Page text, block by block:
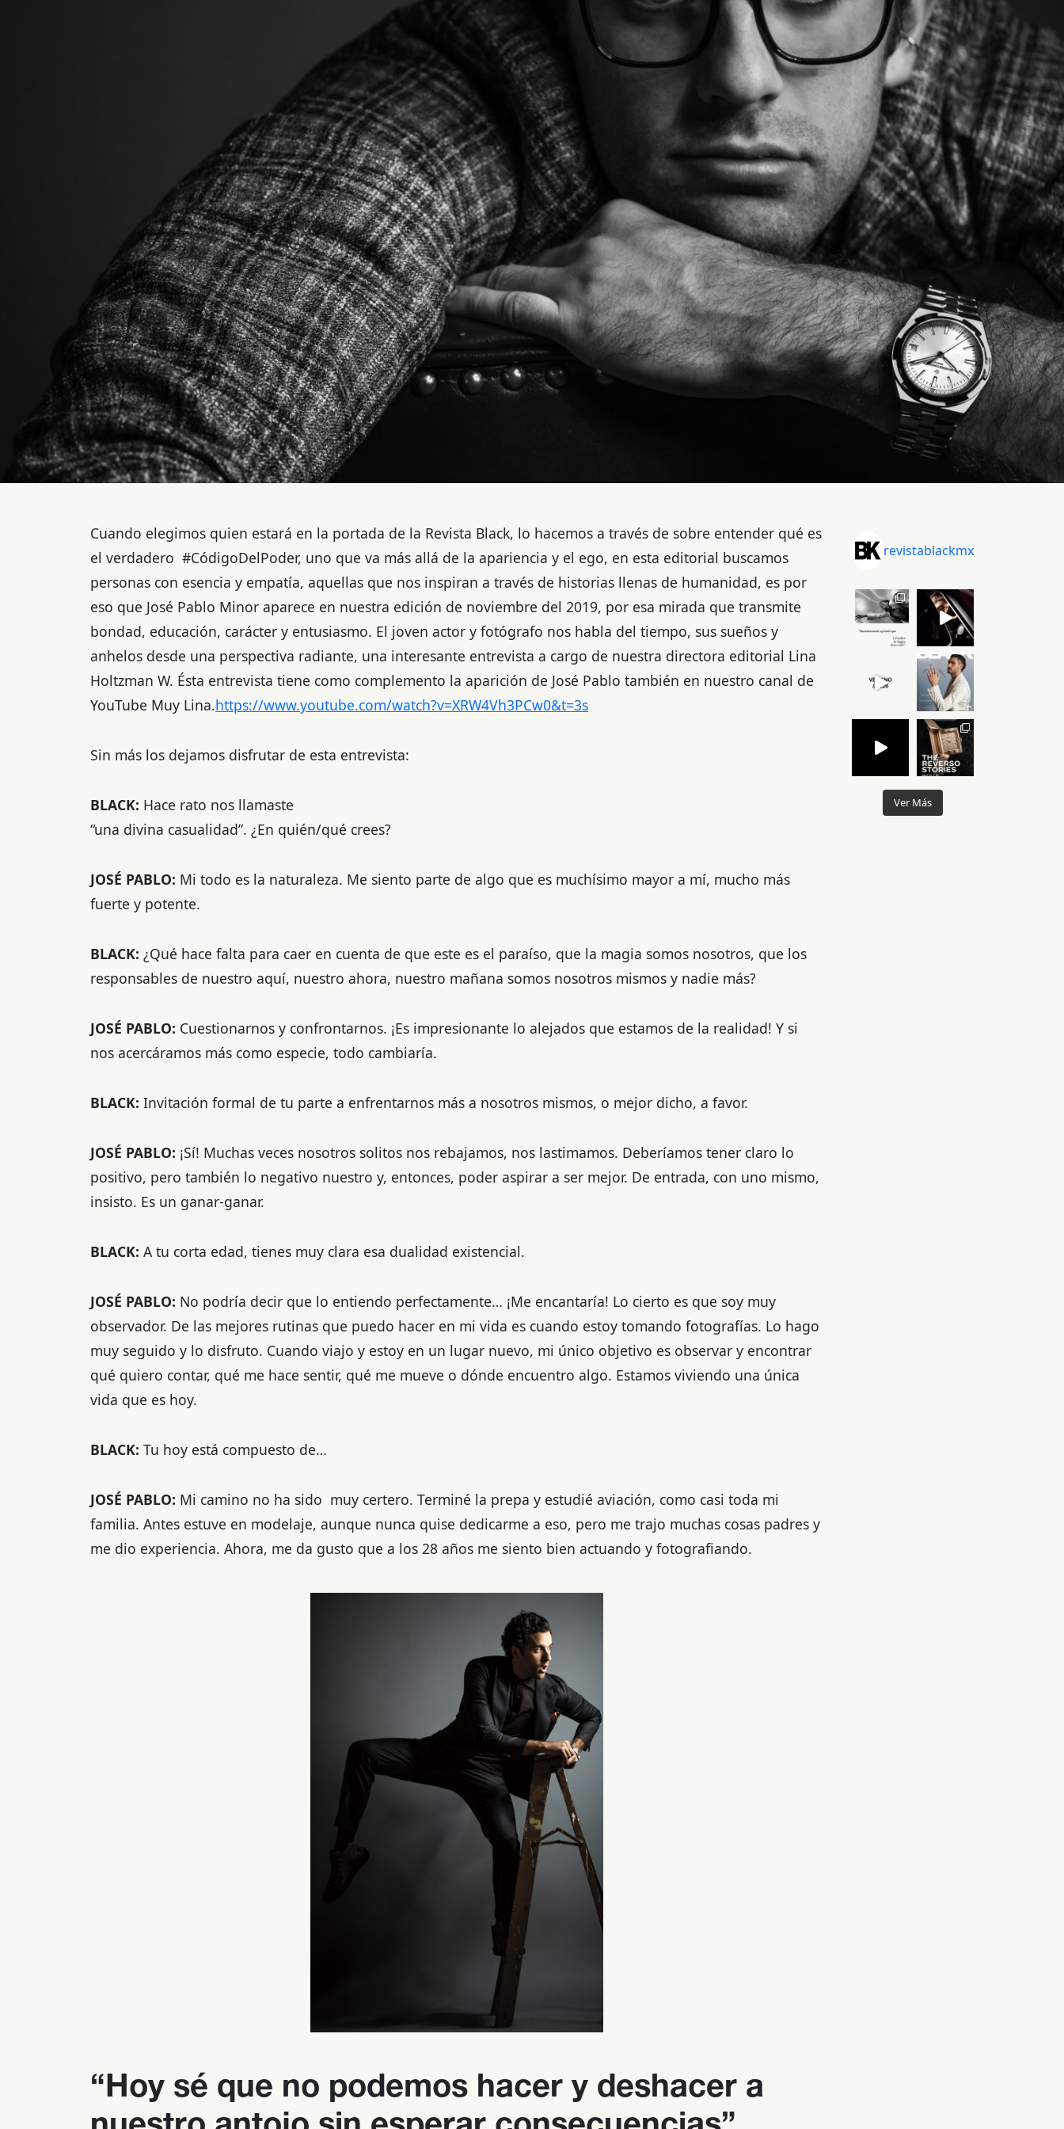
Cuando elegimos quien estará en la portada de la Revista Black, lo hacemos a través de sobre entender qué es
el verdadero #CódigoDelPoder, uno que va más allá de la apariencia y el ego, en esta editorial buscamos
personas con esencia y empatía, aquellas que nos inspiran a través de historias llenas de humanidad, es por
eso que José Pablo Minor aparece en nuestra edición de noviembre del 2019, por esa mirada que transmite
bondad, educación, carácter y entusiasmo. El joven actor y fotógrafo nos habla del tiempo, sus sueños y
anhelos desde una perspectiva radiante, una interesante entrevista a cargo de nuestra directora editorial Lina
Holtzman W. Ésta entrevista tiene como complemento la aparición de José Pablo también en nuestro canal de
YouTube Muy Lina.https://www.youtube.com/watch?v=XRW4Vh3PCw0&t=3s
Sin más los dejamos disfrutar de esta entrevista:
BLACK: Hace rato nos llamaste
“una divina casualidad”. ¿En quién/qué crees?
JOSÉ PABLO: Mi todo es la naturaleza. Me siento parte de algo que es muchísimo mayor a mí, mucho más
fuerte y potente.
BLACK: ¿Qué hace falta para caer en cuenta de que este es el paraíso, que la magia somos nosotros, que los
responsables de nuestro aquí, nuestro ahora, nuestro mañana somos nosotros mismos y nadie más?
JOSÉ PABLO: Cuestionarnos y confrontarnos. ¡Es impresionante lo alejados que estamos de la realidad! Y si
nos acercáramos más como especie, todo cambiaría.
BLACK: Invitación formal de tu parte a enfrentarnos más a nosotros mismos, o mejor dicho, a favor.
JOSÉ PABLO: ¡Sí! Muchas veces nosotros solitos nos rebajamos, nos lastimamos. Deberíamos tener claro lo
positivo, pero también lo negativo nuestro y, entonces, poder aspirar a ser mejor. De entrada, con uno mismo,
insisto. Es un ganar-ganar.
BLACK: A tu corta edad, tienes muy clara esa dualidad existencial.
JOSÉ PABLO: No podría decir que lo entiendo perfectamente… ¡Me encantaría! Lo cierto es que soy muy
observador. De las mejores rutinas que puedo hacer en mi vida es cuando estoy tomando fotografías. Lo hago
muy seguido y lo disfruto. Cuando viajo y estoy en un lugar nuevo, mi único objetivo es observar y encontrar
qué quiero contar, qué me hace sentir, qué me mueve o dónde encuentro algo. Estamos viviendo una única
vida que es hoy.
BLACK: Tu hoy está compuesto de…
JOSÉ PABLO: Mi camino no ha sido muy certero. Terminé la prepa y estudié aviación, como casi toda mi
familia. Antes estuve en modelaje, aunque nunca quise dedicarme a eso, pero me trajo muchas cosas padres y
me dio experiencia. Ahora, me da gusto que a los 28 años me siento bien actuando y fotografiando.
“Hoy sé que no podemos hacer y deshacer a
revistablackmx
Ver Más